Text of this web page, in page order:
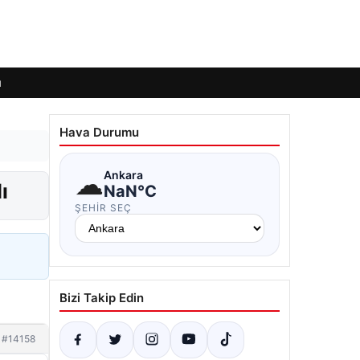
#14158
Hava Durumu
☁Ankara
NaN°C
ŞEHIR SEÇ
Bizi Takip Edin